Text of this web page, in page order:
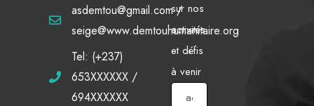
asdemtou@gmail.com /
seige@www.demtouhumanitaire.org
Tel: (+237)
653XXXXXX /
694XXXXXX
sur nos
activités
et défis
à venir